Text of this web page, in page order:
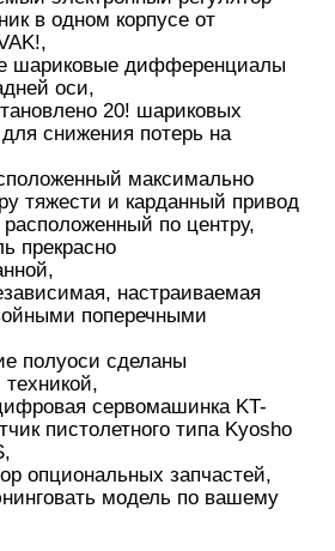
в одном корпусе от
шариковые дифференциалы
оси,
20! шариковых
снижения потерь на
максимально
тяжести и карданный привод
по центру,
прекрасно
настраиваемая
поперечными
полуоси сделаны
техникой,
сервомашинка KT-
пистолетного типа Kyosho
опциональных запчастей,
модель по вашему